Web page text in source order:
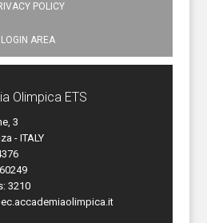
POLICY
LOGIN AREA
Olimpica ETS
3
- ITALY
3210